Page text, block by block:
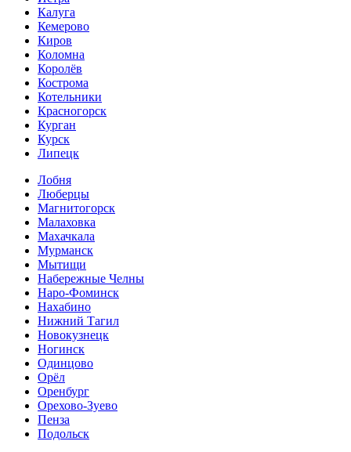
Калуга
Кемерово
Киров
Коломна
Королёв
Кострома
Котельники
Красногорск
Курган
Курск
Липецк
Лобня
Люберцы
Магнитогорск
Малаховка
Махачкала
Мурманск
Мытищи
Набережные Челны
Наро-Фоминск
Нахабино
Нижний Тагил
Новокузнецк
Ногинск
Одинцово
Орёл
Оренбург
Орехово-Зуево
Пенза
Подольск